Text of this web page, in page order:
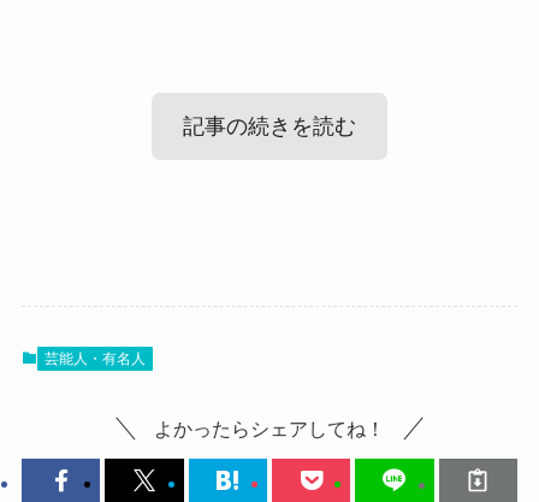
記事の続きを読む
集めてみました！
芸能人・有名人
よかったらシェアしてね！